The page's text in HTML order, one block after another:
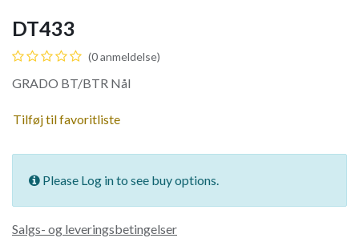
DT433
(0 anmeldelse)
GRADO BT/BTR Nål
Tilføj til favoritliste
Please Log in to see buy options.
Salgs- og leveringsbetingelser